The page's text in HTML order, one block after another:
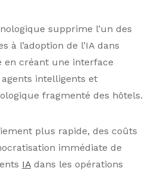
supprime l’un des
à l’adoption de l’IA dans
en créant une interface
intelligents et
fragmenté des hôtels.
plus rapide, des coûts
immédiate de
IA dans les opérations